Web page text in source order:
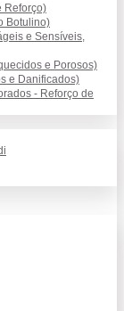
Reforço)
Botulino)
e Sensíveis,
e Porosos)
e Danificados)
- Reforço de